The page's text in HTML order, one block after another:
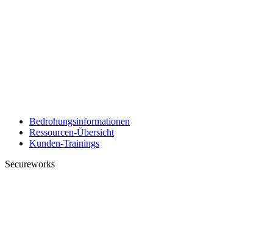
Bedrohungsinformationen
Ressourcen-Übersicht
Kunden-Trainings
Secureworks